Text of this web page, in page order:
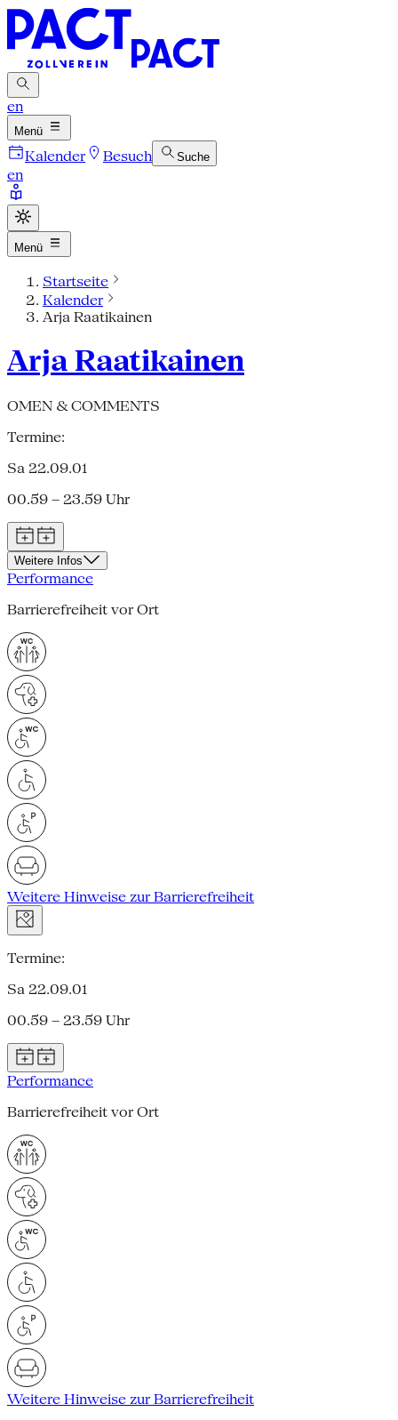
en
Menü
Kalender Besuch Suche
en
Menü
Startseite
Kalender
Arja Raatikainen
Arja Raatikainen
OMEN & COMMENTS
Termine:
Sa 22.09.01
00.59 – 23.59 Uhr
Weitere Infos
Performance
Barrierefreiheit vor Ort
Weitere Hinweise zur Barrierefreiheit
Termine:
Sa 22.09.01
00.59 – 23.59 Uhr
Performance
Barrierefreiheit vor Ort
Weitere Hinweise zur Barrierefreiheit